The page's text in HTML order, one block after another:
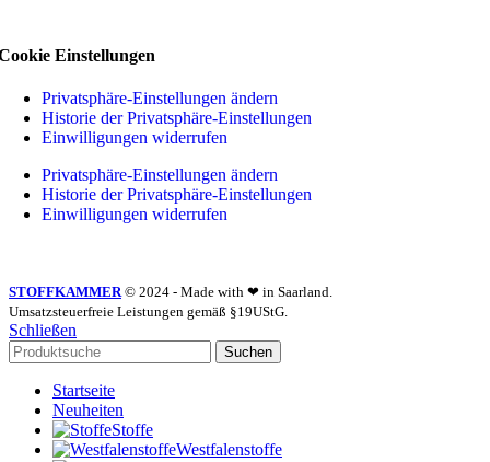
Einstellungen
Privatsphäre-Einstellungen ändern
Historie der Privatsphäre-Einstellungen
Einwilligungen widerrufen
Privatsphäre-Einstellungen ändern
Historie der Privatsphäre-Einstellungen
Einwilligungen widerrufen
STOFFKAMMER© 2024 - Made with ❤ in Saarland.
Umsatzsteuerfreie Leistungen gemäß §19UStG.
Schließen
Suchen
Startseite
Neuheiten
Stoffe
Westfalenstoffe